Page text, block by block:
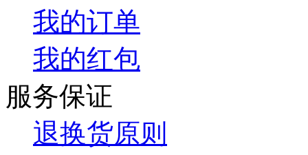
我的订单
我的红包
服务保证
退换货原则